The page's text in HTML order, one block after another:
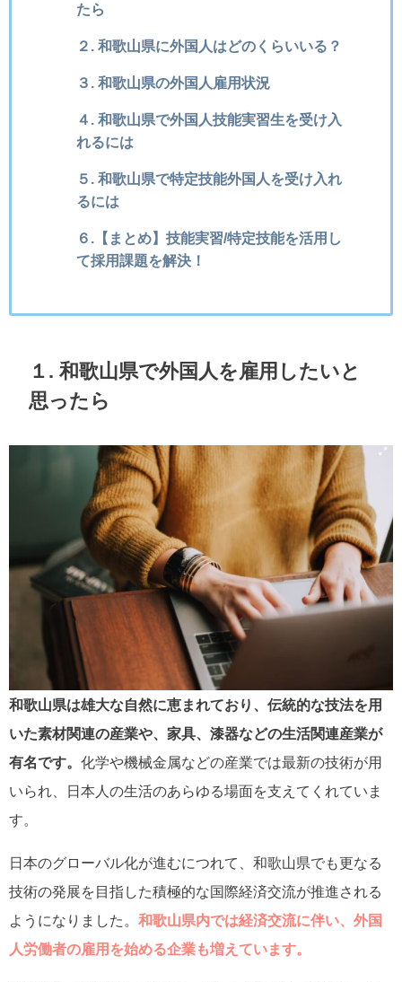
たら
２. 和歌山県に外国人はどのくらいいる？
３. 和歌山県の外国人雇用状況
４. 和歌山県で外国人技能実習生を受け入
れるには
５. 和歌山県で特定技能外国人を受け入れ
るには
６.【まとめ】技能実習/特定技能を活用し
て採用課題を解決！
１. 和歌山県で外国人を雇用したいと
思ったら
和歌山県は雄大な自然に恵まれており、伝統的な技法を用
いた素材関連の産業や、家具、漆器などの生活関連産業が
有名です。 化学や機械金属などの産業では最新の技術が用
いられ、日本人の生活のあらゆる場面を支えてくれていま
す。
日本のグローバル化が進むにつれて、和歌山県でも更なる
技術の発展を目指した積極的な国際経済交流が推進される
ようになりました。 和歌山県内では経済交流に伴い、外国
人労働者の雇用を始める企業も増えています。